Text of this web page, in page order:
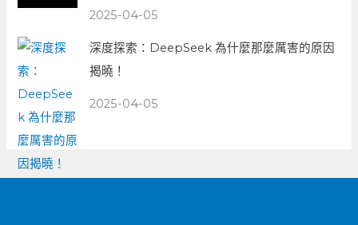
2025-04-05
深度探索：DeepSeek 為什麼那麼厲害的原因
揭曉！
2025-04-05